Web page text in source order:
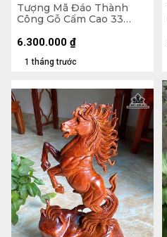
Tượng Mã Đáo Thành
Công Gỗ Cẩm Cao 33
1 tháng trước
6.300.000 ₫